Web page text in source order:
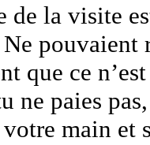
de la visite
que ce
ne paies
votre main